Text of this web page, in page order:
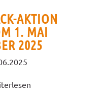
AKTION
1. MAI
2025